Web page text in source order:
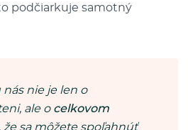
podčiarkuje samotný
nie je len o
ale o celkovom
že sa môžete spoľahnúť